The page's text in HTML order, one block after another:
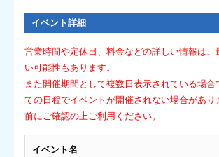
イベント詳細
営業時間や定休日、料金などの詳しい情報は、
い可能性もあります。
また開催期間として複数日表示されている場
ての日程でイベントが開催されない場合があり
前にご確認の上ご利用ください。
イベント名